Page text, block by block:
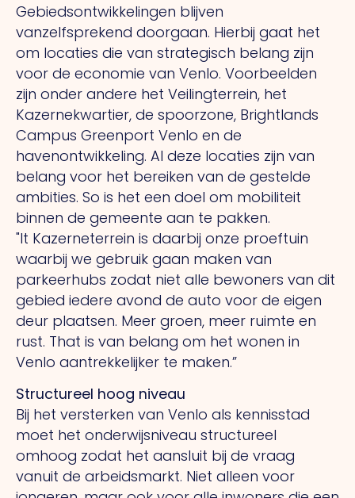
Gebiedsontwikkelingen blijven
vanzelfsprekend doorgaan. Hierbij gaat het
om locaties die van strategisch belang zijn
voor de economie van Venlo. Voorbeelden
zijn onder andere het Veilingterrein, het
Kazernekwartier, de spoorzone, Brightlands
Campus Greenport Venlo en de
havenontwikkeling. Al deze locaties zijn van
belang voor het bereiken van de gestelde
ambities. So is het een doel om mobiliteit
binnen de gemeente aan te pakken.
"It Kazerneterrein is daarbij onze proeftuin
waarbij we gebruik gaan maken van
parkeerhubs zodat niet alle bewoners van dit
gebied iedere avond de auto voor de eigen
deur plaatsen. Meer groen, meer ruimte en
rust. That is van belang om het wonen in
Venlo aantrekkelijker te maken.”
Structureel hoog niveau
Bij het versterken van Venlo als kennisstad
moet het onderwijsniveau structureel
omhoog zodat het aansluit bij de vraag
vanuit de arbeidsmarkt. Niet alleen voor